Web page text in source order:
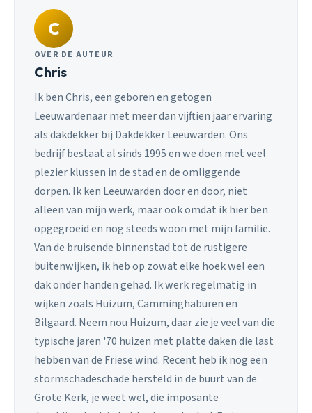
C
OVER DE AUTEUR
Chris
Ik ben Chris, een geboren en getogen
Leeuwardenaar met meer dan vijftien jaar ervaring
als dakdekker bij Dakdekker Leeuwarden. Ons
bedrijf bestaat al sinds 1995 en we doen met veel
plezier klussen in de stad en de omliggende
dorpen. Ik ken Leeuwarden door en door, niet
alleen van mijn werk, maar ook omdat ik hier ben
opgegroeid en nog steeds woon met mijn familie.
Van de bruisende binnenstad tot de rustigere
buitenwijken, ik heb op zowat elke hoek wel een
dak onder handen gehad. Ik werk regelmatig in
wijken zoals Huizum, Camminghaburen en
Bilgaard. Neem nou Huizum, daar zie je veel van die
typische jaren '70 huizen met platte daken die last
hebben van de Friese wind. Recent heb ik nog een
stormschadeschade hersteld in de buurt van de
Grote Kerk, je weet wel, die imposante